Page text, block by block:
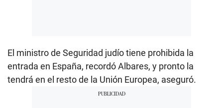
El ministro de Seguridad judío tiene prohibida la
entrada en España, recordó Albares, y pronto la
tendrá en el resto de la Unión Europea, aseguró.